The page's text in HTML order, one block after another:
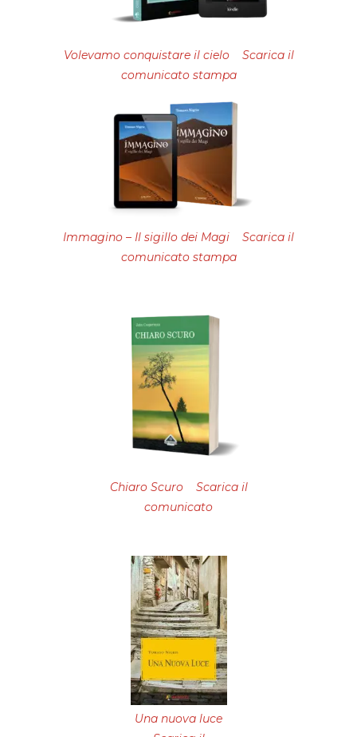
Volevamo conquistare il cielo Scarica il
comunicato stampa
Immagino – Il sigillo dei Magi Scarica il
comunicato stampa
Chiaro Scuro Scarica il
comunicato
Una nuova luce